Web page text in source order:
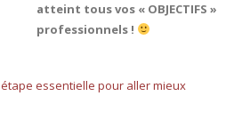
atteint tous vos « OBJECTIFS »
professionnels !
essentielle pour aller mieux